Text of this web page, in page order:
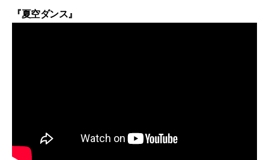
『夏空ダンス』